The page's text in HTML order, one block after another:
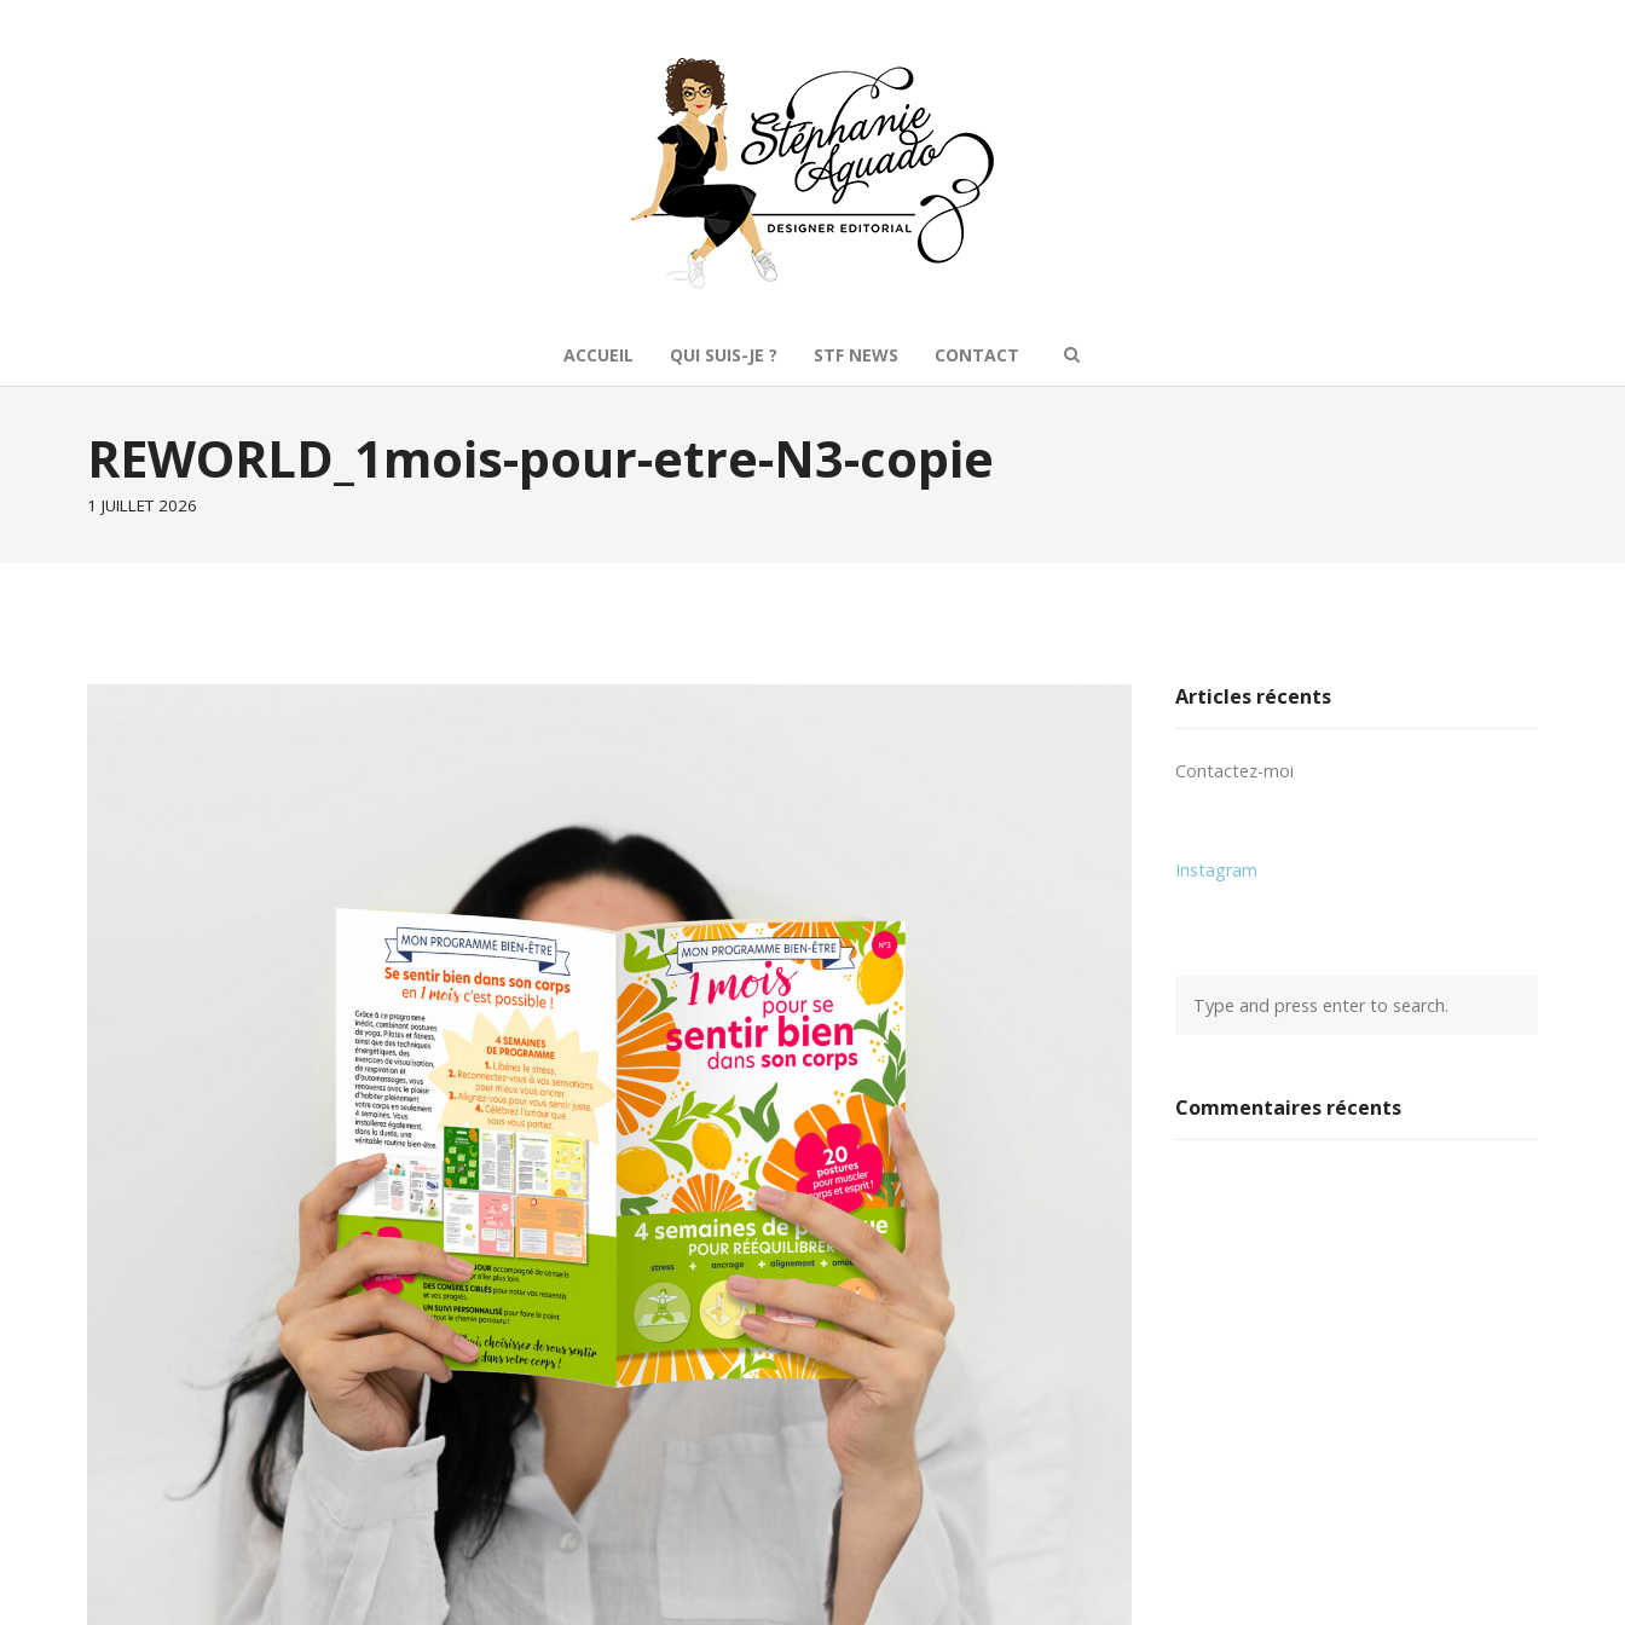
ACCUEIL QUI SUIS-JE ? STF NEWS CONTACT
REWORLD_1mois-pour-etre-N3-copie
1 JUILLET 2026
Articles récents
Contactez-moi
Instagram
Commentaires récents